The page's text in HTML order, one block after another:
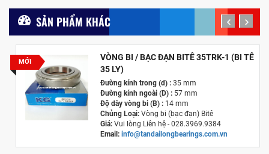
SẢN PHẨM KHÁC
MỚI
VÒNG BI / BẠC ĐẠN BITÊ 35TRK-1 (BI TÊ
35 LY)
Đường kính trong (d) :35 mm
Đường kính ngoài (D) :57 mm
Độ dày vòng bi (B) :14 mm
Chủng Loại: Vòng bi (bạc đạn) Bitê
Giá:Vui lòng Liên hệ - 028.3969.9384
Email: info@tandailongbearings.com.vn
prev next